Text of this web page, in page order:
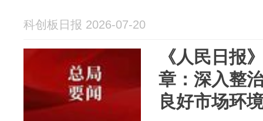
科创板日报 2026-07-20
《人民日报
章：深入整
良好市场环